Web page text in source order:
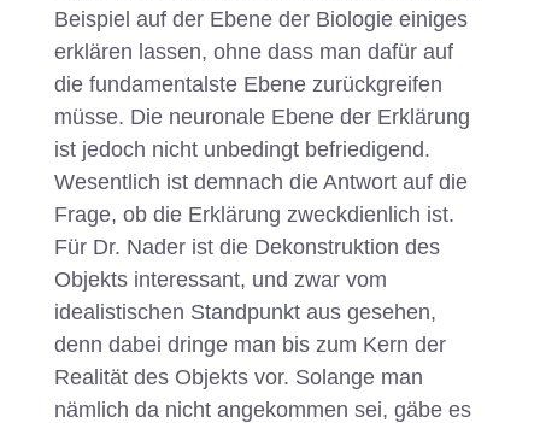
Beispiel auf der Ebene der Biologie einiges
erklären lassen, ohne dass man dafür auf
die fundamentalste Ebene zurückgreifen
müsse. Die neuronale Ebene der Erklärung
ist jedoch nicht unbedingt befriedigend.
Wesentlich ist demnach die Antwort auf die
Frage, ob die Erklärung zweckdienlich ist.
Für Dr. Nader ist die Dekonstruktion des
Objekts interessant, und zwar vom
idealistischen Standpunkt aus gesehen,
denn dabei dringe man bis zum Kern der
Realität des Objekts vor. Solange man
nämlich da nicht angekommen sei, gäbe es